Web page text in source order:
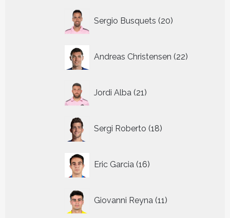
Sergio Busquets 20
producten
Andreas Christensen 22
producten
Jordi Alba 21
producten
Sergi Roberto 18
producten
Eric Garcia 16
producten
Giovanni Reyna 11
producten